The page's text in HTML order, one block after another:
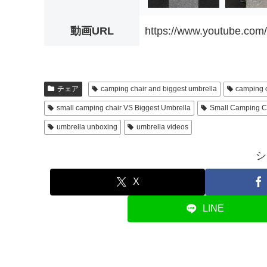
動画URL https://
チェア camping chair and biggest umbrella camping
small camping chair VS Biggest Umbrella Small Camping
umbrella unboxing umbrella videos
X
LINE